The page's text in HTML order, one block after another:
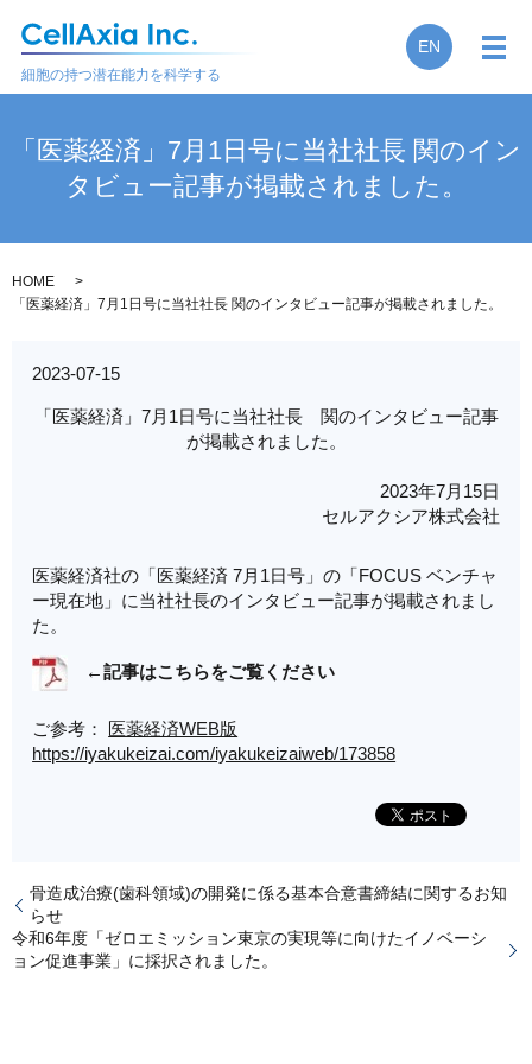
細胞の持つ潜在能力を科学する
メ
EN
「医薬経済」7月1日号に当社社長 関のイン
タビュー記事が掲載されました。
HOME
「医薬経済」7月1日号に当社社長 関のインタビュー記事が掲載されました。
2023-07-15
「医薬経済」7月1日号に当社社長 関のインタビュー記事
が掲載されました。
2023年7月15日
セルアクシア株式会社
医薬経済社の「医薬経済 7月1日号」の「FOCUS ベンチャ
ー現在地」に当社社長のインタビュー記事が掲載されまし
た。
←記事はこちらをご覧ください
ご参考： 医薬経済WEB版
https://iyakukeizai.com/iyakukeizaiweb/173858
骨造成治療(歯科領域)の開発に係る基本合意書締結に関するお知
らせ
令和6年度「ゼロエミッション東京の実現等に向けたイノベーシ
ョン促進事業」に採択されました。